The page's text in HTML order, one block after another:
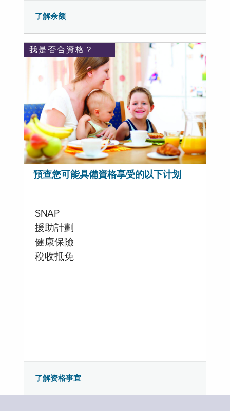
了解余额
我是否合資格？
預查您可能具備資格享受的以下计划
SNAP
援助計劃
健康保險
稅收抵免
了解资格事宜